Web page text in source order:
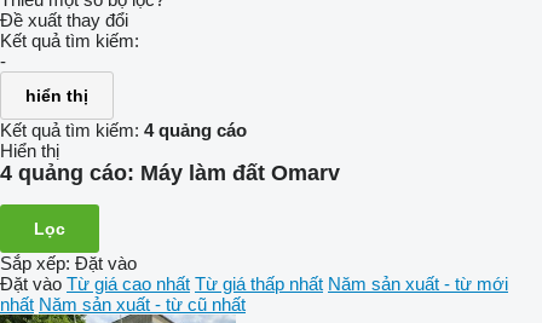
Đề xuất thay đổi
Kết quả tìm kiếm:
-
hiển thị
Kết quả tìm kiếm: 4 quảng cáo
Hiển thị
4 quảng cáo: Máy làm đất Omarv
Lọc
Sắp xếp: Đặt vào
Đặt vào Từ giá cao nhất Từ giá thấp nhất Năm sản xuất - từ mới
nhất Năm sản xuất - từ cũ nhất